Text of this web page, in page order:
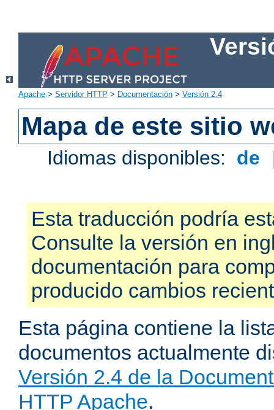
Apache > Servidor HTTP > Documentación > Versión 2.4
Mapa de este sitio
Idiomas disponibles: de
Esta traducción podría
Consulte la versión en
documentación para
producido cambios
Esta página contiene la
documentos actualmente
Versión 2.4 de la
HTTP Apache.